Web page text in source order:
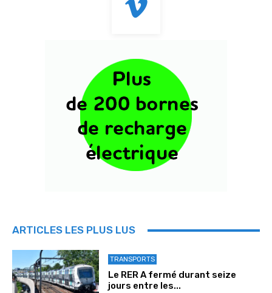
ARTICLES LES PLUS LUS
TRANSPORTS
Le RER A fermé durant seize
jours entre les...